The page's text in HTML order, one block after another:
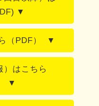
（PDF）
）はこちら